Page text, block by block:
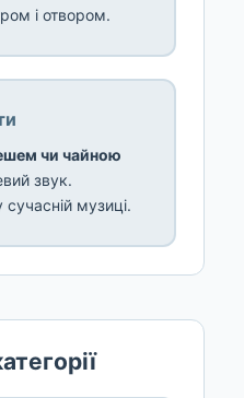
і отвором.
чи чайною
звук.
музиці.